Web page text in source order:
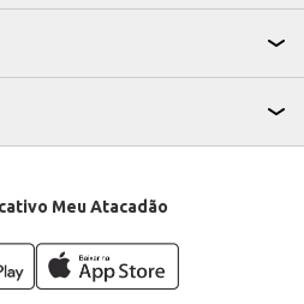
em lençóis e toalhas para um toque
Boom Explosão de Frescor, suas
Meu Atacadão